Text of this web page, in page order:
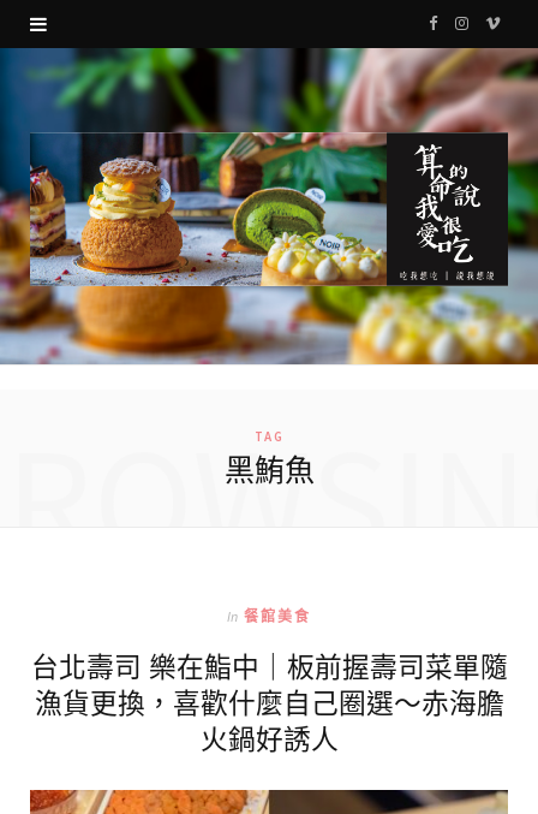
F
a
c
e
b
o
k
I
s
g
r
a
V
i
TAG
黑鮪魚
In 餐館美食
台北壽司 樂在鮨中｜板前握壽司菜單隨
漁貨更換，喜歡什麼自己圈選～赤海膽
火鍋好誘人